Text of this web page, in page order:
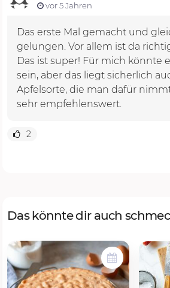
vor 5 Jahren
Das erste Mal gemacht und
gelungen. Vor allem ist da
Das ist super! Für mich könnte
sein, aber das liegt sicherlich
Apfelsorte, die man dafür
sehr empfehlenswert.
2
Das könnte dir auch